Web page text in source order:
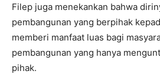
Filep juga menekankan bahwa
pembangunan yang berpihak
memberi manfaat luas bagi
pembangunan yang hanya
pihak.